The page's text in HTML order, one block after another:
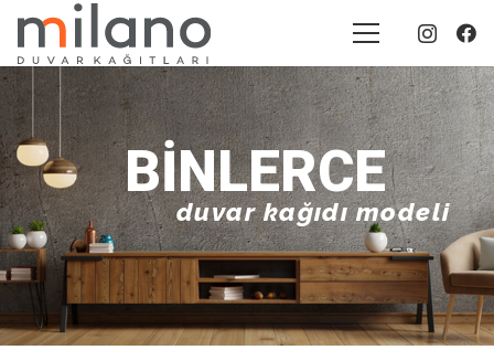
BINLERCE
duvar kağıdı modeli